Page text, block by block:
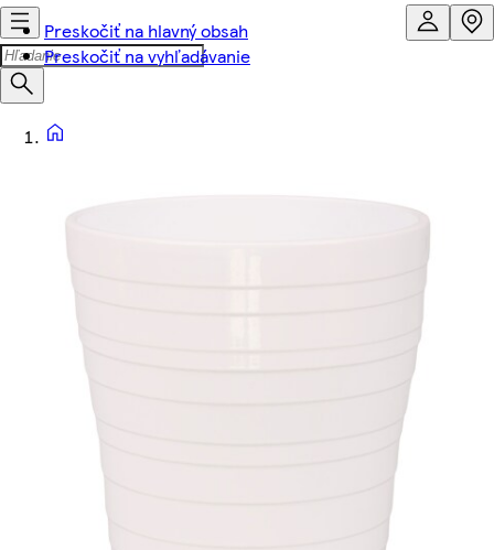
Preskočiť na hlavný obsah
Preskočiť na vyhľadávanie